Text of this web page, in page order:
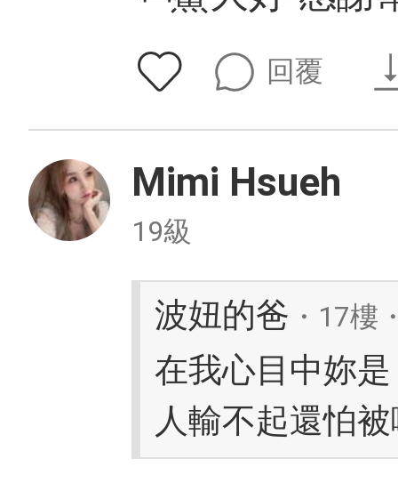
回覆
Mimi Hsueh
19級
波妞的爸 ・17樓
在我心目中妳
人輸不起還怕